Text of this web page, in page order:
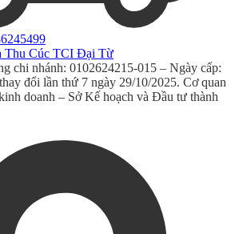
Thu Cúc TCI Đại Từ
chi nhánh: 0102624215-015 – Ngày cấp:
đổi lần thứ 7 ngày 29/10/2025. Cơ quan
doanh – Sở Kế hoạch và Đầu tư thành